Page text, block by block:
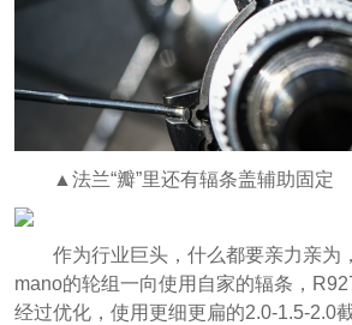
▲法兰“瓣”里还有辐条盖辅助固定
作为行业巨头，什么都要亲力亲为
mano的轮组一向使用自家的辐条，
经过优化，使用更细更扁的2.0-1.5-2.0